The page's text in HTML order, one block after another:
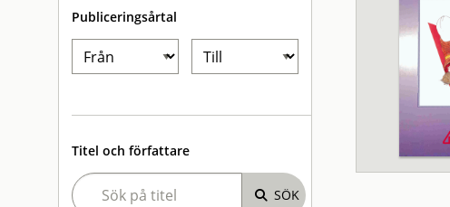
Publiceringsårtal
Titel och författare